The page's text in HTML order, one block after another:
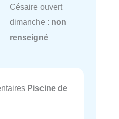
Césaire ouvert
dimanche : non
renseigné
Piscine de